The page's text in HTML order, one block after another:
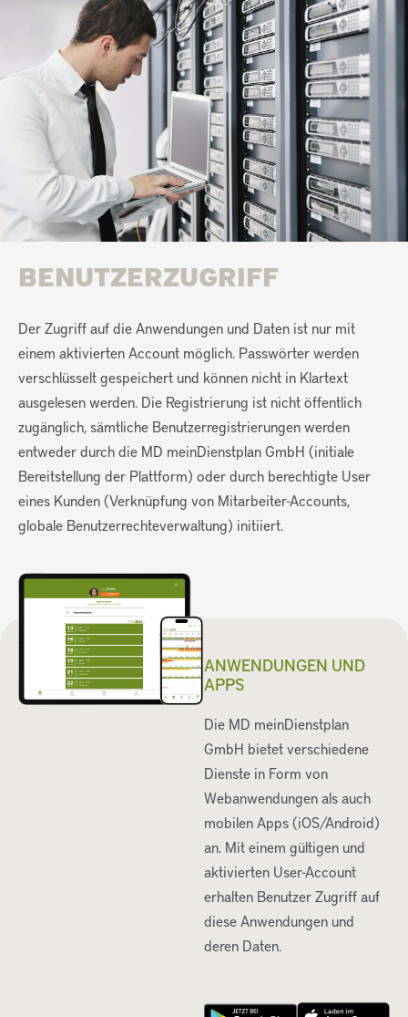
BENUTZERZUGRIFF
Der Zugriff auf die Anwendungen und Daten ist nur mit
einem aktivierten Account möglich. Passwörter werden
verschlüsselt gespeichert und können nicht in Klartext
ausgelesen werden. Die Registrierung ist nicht öffentlich
zugänglich, sämtliche Benutzerregistrierungen werden
entweder durch die MD meinDienstplan GmbH (initiale
Bereitstellung der Plattform) oder durch berechtigte User
eines Kunden (Verknüpfung von Mitarbeiter-Accounts,
globale Benutzerrechteverwaltung) initiiert.
ANWENDUNGEN UND
APPS
Die MD meinDienstplan
GmbH bietet verschiedene
Dienste in Form von
Webanwendungen als auch
mobilen Apps (iOS/Android)
an. Mit einem gültigen und
aktivierten User-Account
erhalten Benutzer Zugriff auf
diese Anwendungen und
deren Daten.